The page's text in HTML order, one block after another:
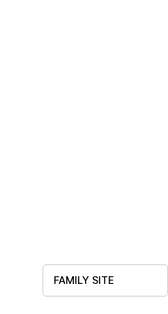
FAMILY SITE